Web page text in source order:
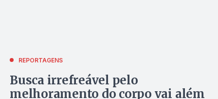
REPORTAGENS
Busca irrefreável pelo
melhoramento do corpo vai além